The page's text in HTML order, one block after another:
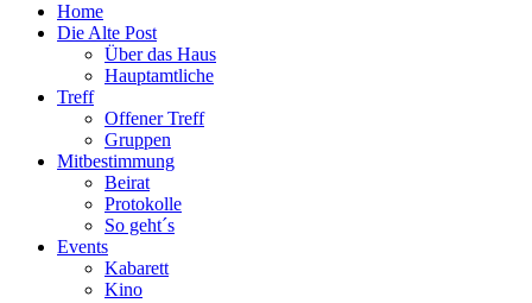
Home
Die Alte Post
Über das Haus
Hauptamtliche
Treff
Offener Treff
Gruppen
Mitbestimmung
Beirat
Protokolle
So geht´s
Events
Kabarett
Kino